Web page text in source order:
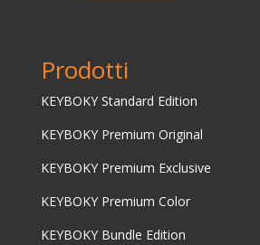
Prodotti
KEYBOKY Standard Edition
KEYBOKY Premium Original
KEYBOKY Premium Exclusive
KEYBOKY Premium Color
KEYBOKY Bundle Edition